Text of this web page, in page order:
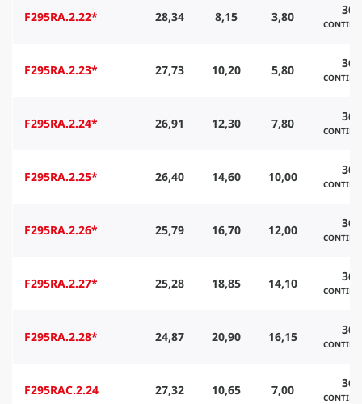
F295RA.2.22* 28,34 8,15 3,80 360
F295RA.2.23* 27,73 10,20 5,80 360
F295RA.2.24* 26,91 12,30 7,80 360
F295RA.2.25* 26,40 14,60 10,00 360
F295RA.2.26* 25,79 16,70 12,00 360
F295RA.2.27* 25,28 18,85 14,10 360
F295RA.2.28* 24,87 20,90 16,15 360
F295RAC.2.24 27,32 10,65 7,00 360